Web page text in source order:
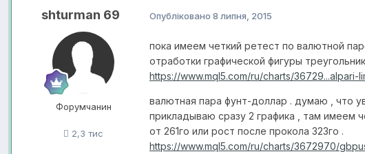
shturman 69
Форумчанин
2,3 тис
Опубліковано 8 липня, 2015
пока имеем четкий ретест по валютной
отработки графической фигуры
https://www.mql5.com/ru/charts/36729...alpari-
валютная пара фунт-доллар . думаю , что
прикладываю сразу 2 графика , там имеем
от 261го или рост после прокола 323го .
https://www.mql5.com/ru/charts/3672970/